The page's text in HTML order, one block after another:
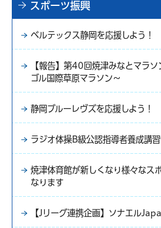
スポーツ振興
ベルテックス静岡を応援しよう！
【報告】第40回焼津みなとマラ
ゴル国際草原マラソン～
静岡ブルーレヴズを応援しよう！
ラジオ体操B級公認指導者養成講
焼津体育館が新しくなり様々なス
なります
【Jリーグ連携企画】ソナエル